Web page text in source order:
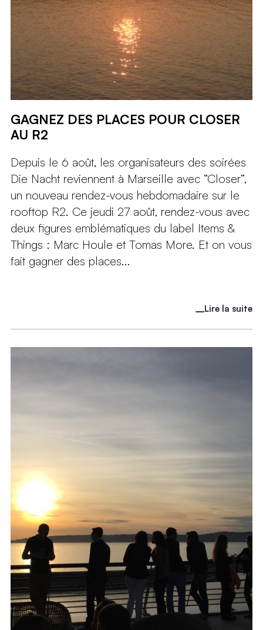
GAGNEZ DES PLACES POUR CLOSER
AU R2
Depuis le 6 août, les organisateurs des soirées
Die Nacht reviennent à Marseille avec “Closer”,
un nouveau rendez-vous hebdomadaire sur le
rooftop R2. Ce jeudi 27 août, rendez-vous avec
deux figures emblématiques du label Items &
Things : Marc Houle et Tomas More. Et on vous
fait gagner des places...
Lire la suite